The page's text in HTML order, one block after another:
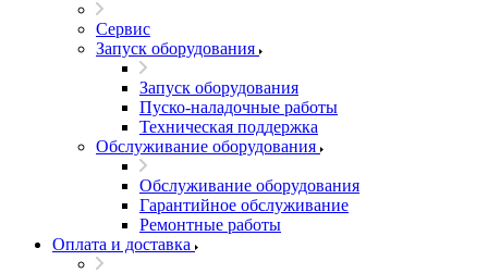
Сервис
Запуск оборудования
Запуск оборудования
Пуско-наладочные работы
Техническая поддержка
Обслуживание оборудования
Обслуживание оборудования
Гарантийное обслуживание
Ремонтные работы
Оплата и доставка